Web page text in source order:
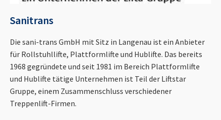
Sanitrans
Die sani-trans GmbH mit Sitz in Langenau ist ein Anbieter
für Rollstuhllifte, Plattformlifte und Hublifte. Das bereits
1968 gegründete und seit 1981 im Bereich Plattformlifte
und Hublifte tätige Unternehmen ist Teil der Liftstar
Gruppe, einem Zusammenschluss verschiedener
Treppenlift-Firmen.